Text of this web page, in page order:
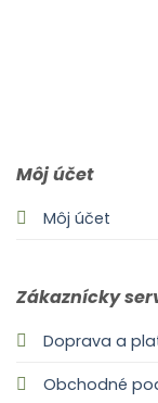
Môj účet
Môj účet
Zákaznícky
Doprava a
Obchodné